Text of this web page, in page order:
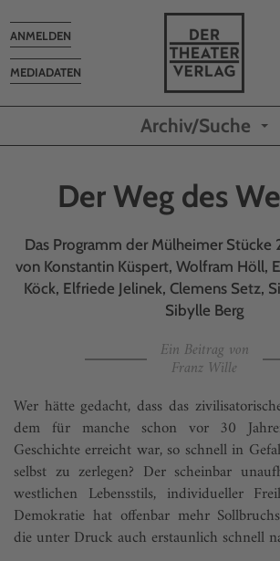
MEDIADATEN
Toggle
navigation
ANMELDEN
Archiv/Suche
Der Weg des
Das Programm der Mülheimer Stücke
von Konstantin Küspert, Wolfram Höll,
Köck, Elfriede Jelinek, Clemens Setz,
Sibylle Berg
Ein Beitrag von
Franz Wille
Wer hätte gedacht, dass das
dem für manche schon vor 30
Geschichte erreicht war, so schnell in
selbst zu zerlegen? Der scheinbar
westlichen Lebensstils, individueller
Demokratie hat offenbar mehr
die unter Druck auch erstaunlich schnell